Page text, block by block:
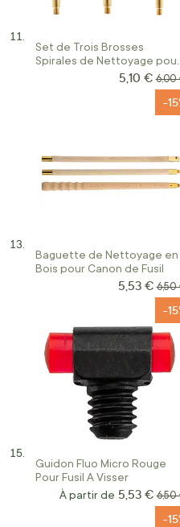
Set de Trois Brosses
Spirales de Nettoyage pour
Prix Spécial
5,10 € Prix
6,00
Baguette de Nettoyage en
Bois pour Canon de Fusil
-
Prix Spécial
5,53 € Prix
6,50
Guidon Fluo Micro Rouge
Pour Fusil A Visser
-
À partir de 5,53 € Prix
6,50
-